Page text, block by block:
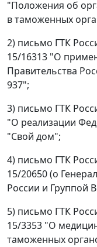
"Положения об
в таможенных
2) письмо ГТК
15/16313 "О
Правительства
937";
3) письмо ГТК
"О реализации
"Свой дом";
4) письмо ГТК
15/20650 (о
России и Группой
5) письмо ГТК
15/3353 "О
таможенных